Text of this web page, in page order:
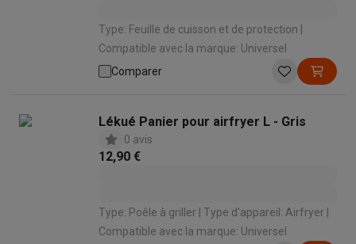
Type: Feuille de cuisson et de protection |
Compatible avec la marque: Universel
Comparer
Lékué Panier pour airfryer L - Gris
0 avis
12,90 €
Type: Poêle à griller | Type d'appareil: Airfryer |
Compatible avec la marque: Universel